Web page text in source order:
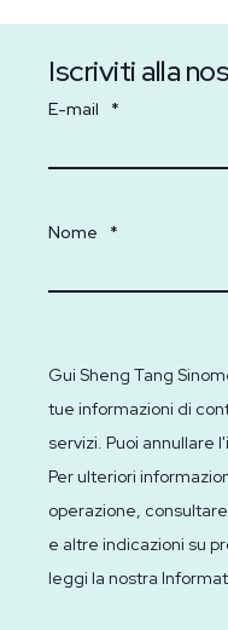
Iscriviti alla
E-mail *
Nome *
Gui Sheng Tang
tue informazioni di
servizi. Puoi annullare
Per ulteriori
operazione,
e altre indicazioni su
leggi la nostra